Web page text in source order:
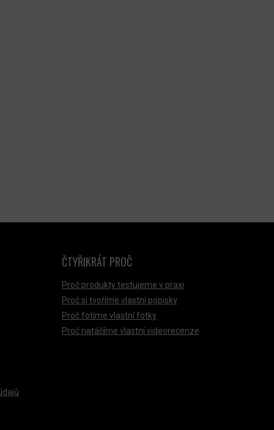
ČTYŘIKRÁT PROČ
Proč produkty testujeme v praxi
Proč si tvoříme vlastní popisky
Proč fotíme vlastní fotky
Proč natáčíme vlastní videorecenze